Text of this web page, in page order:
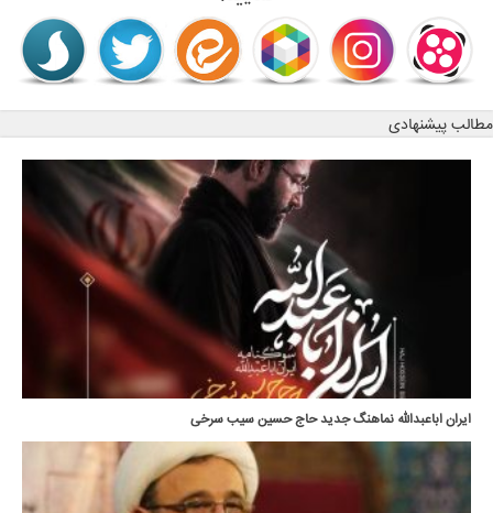
مطالب پیشنهادی
ایران اباعبدالله نماهنگ جدید حاج حسین سیب سرخی